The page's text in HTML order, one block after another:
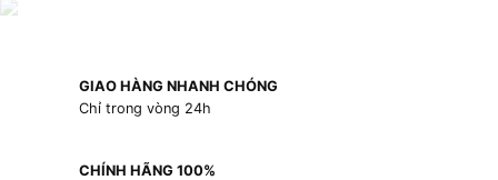
GIAO HÀNG NHANH CHÓNG
Chỉ trong vòng 24h
CHÍNH HÃNG 100%